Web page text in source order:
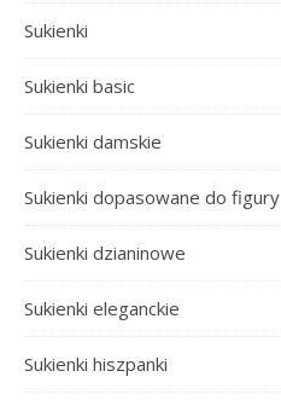
Sukienki
Sukienki basic
Sukienki damskie
Sukienki dopasowane do figury
Sukienki dzianinowe
Sukienki eleganckie
Sukienki hiszpanki